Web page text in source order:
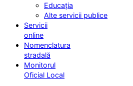
Educația
Alte servicii publice
Servicii
online
Nomenclatura
stradală
Monitorul
Oficial Local